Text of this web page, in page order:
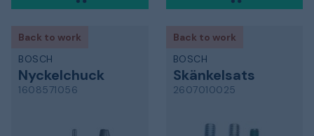
Back to work
BOSCH
Nyckelchuck
1608571056
Back to work
BOSCH
Skänkelsats
2607010025